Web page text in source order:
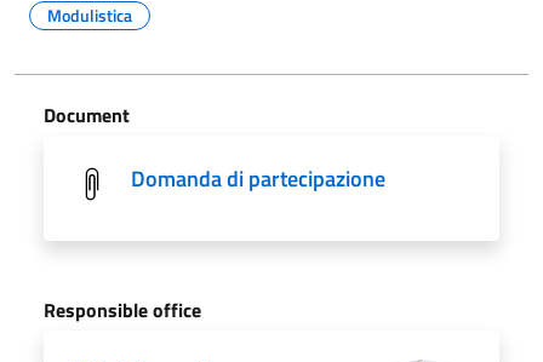
Modulistica
Document
Domanda di partecipazione
Responsible office